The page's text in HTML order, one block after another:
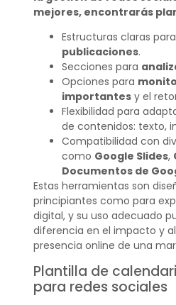
mejores, encontrarás
Estructuras claras para
publicaciones.
Secciones para
Opciones para
importantesy el
Flexibilidad para
de contenidos: texto,
Compatibilidad con
como Google Slides,
Documentos de
Estas herramientas son
principiantes como para
digital, y su uso adecuado
diferencia en el impacto y
presencia online de una
Plantilla de
para redes sociales